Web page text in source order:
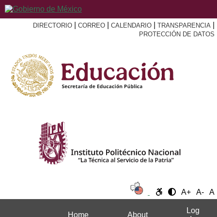
DIRECTORIO CORREO CALENDARIO TRANSPARENCIA
PROTECCIÓN DE DATOS
A+ A- A
Home About
Log